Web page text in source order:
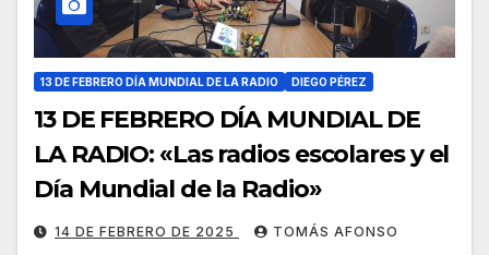
13 DE FEBRERO DÍA MUNDIAL DE LA RADIO DIEGO PÉREZ
13 DE FEBRERO DÍA MUNDIAL DE
LA RADIO: «Las radios escolares y el
Día Mundial de la Radio»
14 DE FEBRERO DE 2025 TOMÁS AFONSO